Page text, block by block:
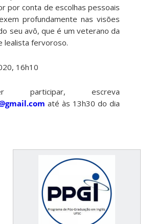
por conta de escolhas pessoais
profundamente nas visões
seu avô, que é um veterano da
lealista fervoroso.
16h10
participar, escreva
até às 13h30 do dia